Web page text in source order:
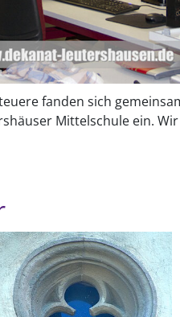
fanden sich
Mittelschule ein.